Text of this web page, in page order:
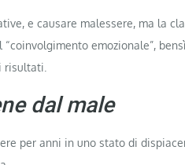
e causare malessere, ma la
emozionale”,
risultati.
dal male
per anni in uno stato di